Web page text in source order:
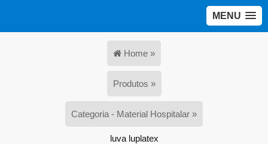
MENU
Home »
Produtos »
Categoria - Material Hospitalar »
luva luplatex